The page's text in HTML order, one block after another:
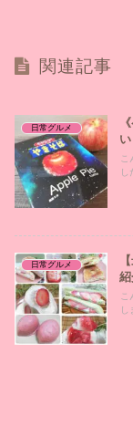
関連記事
日常グルメ
こ
日常グルメ
し